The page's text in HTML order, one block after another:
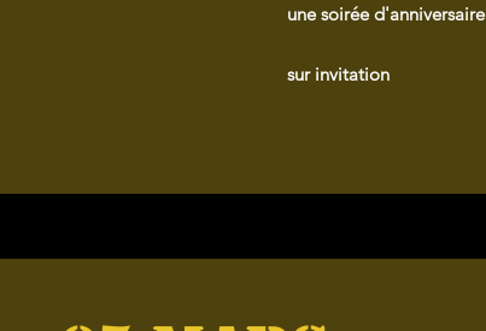
une soirée d'anniversaire
sur invitation